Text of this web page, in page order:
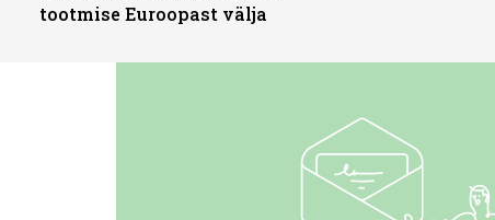
tootmise Euroopast välja